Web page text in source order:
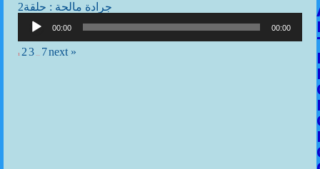
2جرادة مالحة : حلقة
00:00 00:00
1 23 7next »